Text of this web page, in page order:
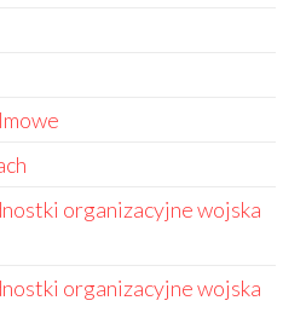
organizacyjne wojska
organizacyjne wojska